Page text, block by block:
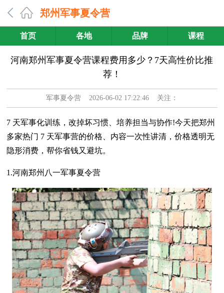
郑州军事夏令营
首页 各地 品牌 课程
河南郑州军事夏令营课程费用多少？7天高性价比推
荐！
军事夏令营2026-06-02 17:22:46 关注：
7 天军事化训练，改掉坏习惯、培养担当与协作!今天把郑州
多家热门 7 天军事营的价格、内容一次性讲清，价格透明无
隐形消费，帮你省钱又避坑。
1.河南郑州八一军事夏令营